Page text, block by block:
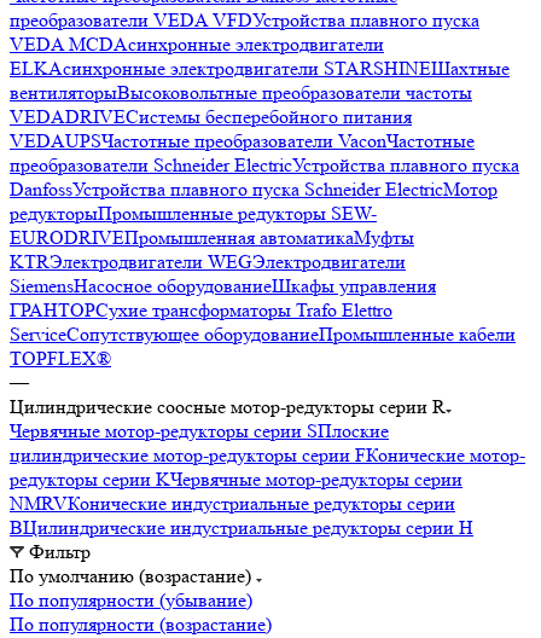
преобразователи VEDA VFDУстройства плавного пуска
VEDA MCDАсинхронные электродвигатели
ELKАсинхронные электродвигатели STARSHINEШахтные
вентиляторыВысоковольтные преобразователи частоты
VEDADRIVEСистемы бесперебойного питания
VEDAUPSЧастотные преобразователи VaconЧастотные
преобразователи Schneider ElectricУстройства плавного пуска
DanfossУстройства плавного пуска Schneider ElectricМотор
редукторыПромышленные редукторы SEW-
EURODRIVEПромышленная автоматикаМуфты
KTRЭлектродвигатели WEGЭлектродвигатели
SiemensНасосное оборудованиеШкафы управления
ГРАНТОРСухие трансформаторы Trafo Elettro
ServiceСопутствующее оборудованиеПромышленные кабели
TOPFLEX®
—
Цилиндрические соосные мотор-редукторы серии R
Червячные мотор-редукторы серии SПлоские
цилиндрические мотор-редукторы серии FКонические мотор-
редукторы серии KЧервячные мотор-редукторы серии
NMRVКонические индустриальные редукторы серии
BЦилиндрические индустриальные редукторы серии H
Фильтр
По умолчанию (возрастание)
По популярности (убывание)
По популярности (возрастание)